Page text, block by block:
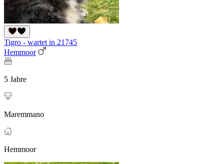
Tigro - wartet in 21745
Hemmoor
5 Jahre
Maremmano
Hemmoor